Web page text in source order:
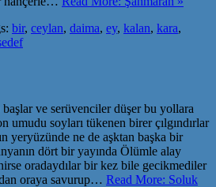
bir, ceylan, daima, ey, kalan, kara,
ve serüvenciler düşer bu yollara
umudu soyları tükenen birer çılgındırlar
yeryüzünde ne de aşktan başka bir
dört bir yayında Ölümle alay
oradaydılar bir kez bile gecikmediler
oraya savurup… Read More: Soluk